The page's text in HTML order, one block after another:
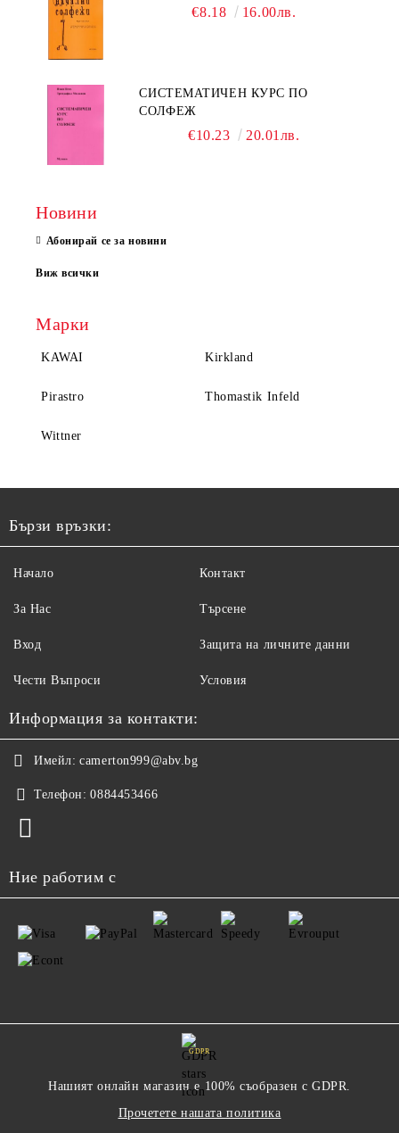
€8.18 16.00лв.
СИСТЕМАТИЧЕН КУРС ПО
СОЛФЕЖ
€10.23 20.01лв.
Новини
Абонирай се за новини
Виж всички
Марки
KAWAI Kirkland
Pirastro Thomastik Infeld
Wittner
Бързи връзки:
Начало
За Нас
Вход
Чести Въпроси
Контакт
Търсене
Защита на личните данни
Условия
Информация за контакти:
Имейл: camerton999@abv.bg
Телефон: 0884453466
Ние работим с
GDPR
Нашият онлайн магазин е 100% съобразен с GDPR.
Прочетете нашата политика